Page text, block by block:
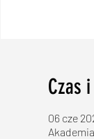
Czas
06 cze